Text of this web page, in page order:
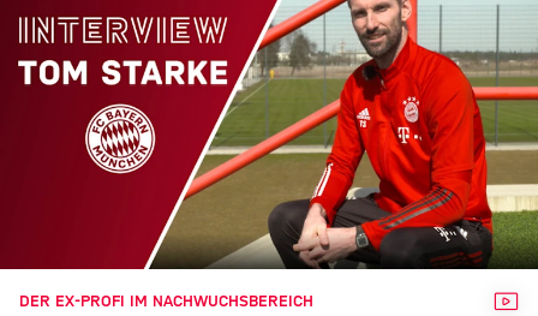
DER EX-PROFI IM NACHWUCHSBEREICH